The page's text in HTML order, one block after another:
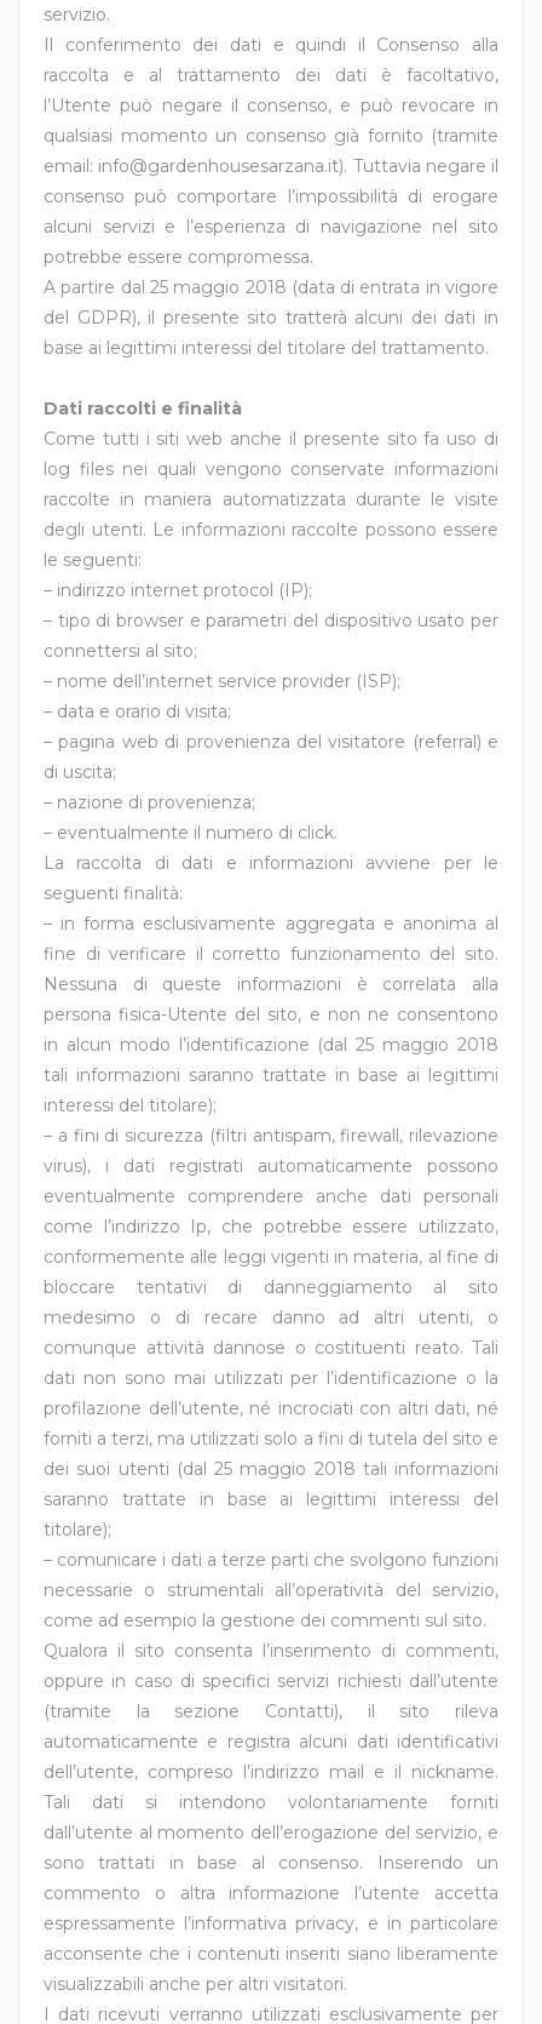
servizio.
Il conferimento dei dati e quindi il Consenso alla
raccolta e al trattamento dei dati è facoltativo,
l’Utente può negare il consenso, e può revocare in
qualsiasi momento un consenso già fornito (tramite
email: info@gardenhousesarzana.it). Tuttavia negare il
consenso può comportare l’impossibilità di erogare
alcuni servizi e l’esperienza di navigazione nel sito
potrebbe essere compromessa.
A partire dal 25 maggio 2018 (data di entrata in vigore
del GDPR), il presente sito tratterà alcuni dei dati in
base ai legittimi interessi del titolare del trattamento.
Dati raccolti e finalità
Come tutti i siti web anche il presente sito fa uso di
log files nei quali vengono conservate informazioni
raccolte in maniera automatizzata durante le visite
degli utenti. Le informazioni raccolte possono essere
le seguenti:
– indirizzo internet protocol (IP);
– tipo di browser e parametri del dispositivo usato per
connettersi al sito;
– nome dell’internet service provider (ISP);
– data e orario di visita;
– pagina web di provenienza del visitatore (referral) e
di uscita;
– nazione di provenienza;
– eventualmente il numero di click.
La raccolta di dati e informazioni avviene per le
seguenti finalità:
– in forma esclusivamente aggregata e anonima al
fine di verificare il corretto funzionamento del sito.
Nessuna di queste informazioni è correlata alla
persona fisica-Utente del sito, e non ne consentono
in alcun modo l’identificazione (dal 25 maggio 2018
tali informazioni saranno trattate in base ai legittimi
interessi del titolare);
– a fini di sicurezza (filtri antispam, firewall, rilevazione
virus), i dati registrati automaticamente possono
eventualmente comprendere anche dati personali
come l’indirizzo Ip, che potrebbe essere utilizzato,
conformemente alle leggi vigenti in materia, al fine di
bloccare tentativi di danneggiamento al sito
medesimo o di recare danno ad altri utenti, o
comunque attività dannose o costituenti reato. Tali
dati non sono mai utilizzati per l’identificazione o la
profilazione dell’utente, né incrociati con altri dati, né
forniti a terzi, ma utilizzati solo a fini di tutela del sito e
dei suoi utenti (dal 25 maggio 2018 tali informazioni
saranno trattate in base ai legittimi interessi del
titolare);
– comunicare i dati a terze parti che svolgono funzioni
necessarie o strumentali all’operatività del servizio,
come ad esempio la gestione dei commenti sul sito.
Qualora il sito consenta l’inserimento di commenti,
oppure in caso di specifici servizi richiesti dall’utente
(tramite la sezione Contatti), il sito rileva
automaticamente e registra alcuni dati identificativi
dell’utente, compreso l’indirizzo mail e il nickname.
Tali dati si intendono volontariamente forniti
dall’utente al momento dell’erogazione del servizio, e
sono trattati in base al consenso. Inserendo un
commento o altra informazione l’utente accetta
espressamente l’informativa privacy, e in particolare
acconsente che i contenuti inseriti siano liberamente
visualizzabili anche per altri visitatori.
I dati ricevuti verranno utilizzati esclusivamente per